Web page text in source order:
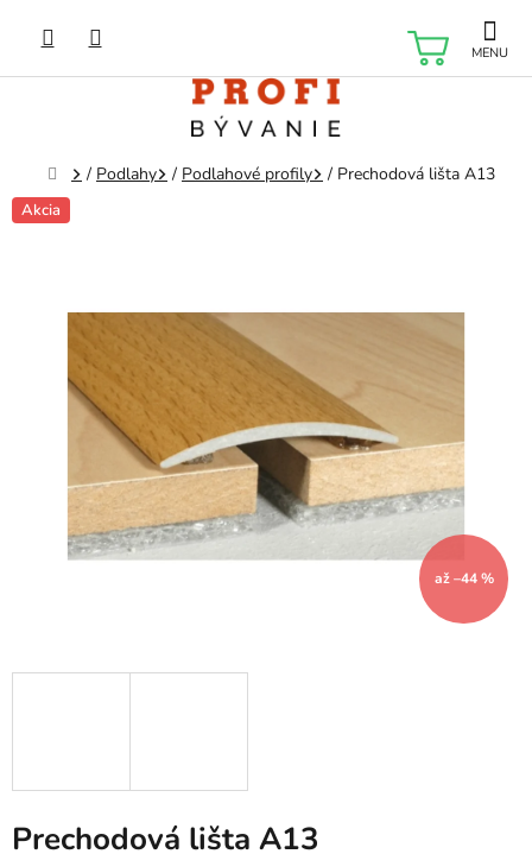
obsah
Domov
/ Podlahy / Podlahové profily / Prechodová lišta A13
Akcia
až –44 %
Prechodová lišta A13